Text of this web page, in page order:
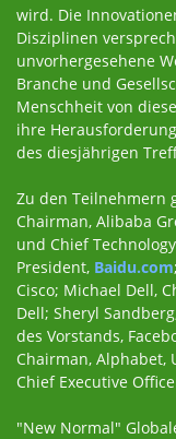
wird. Die
Disziplinen
unvorhergesehene
Branche und
Menschheit von
ihre
des diesjährigen
Zu den Teilnehmern
Chairman, Alibaba
und Chief
President, Baidu.com
Cisco; Michael Dell,
Dell; Sheryl
des Vorstands,
Chairman, Alphabet,
Chief Executive
"New Normal"